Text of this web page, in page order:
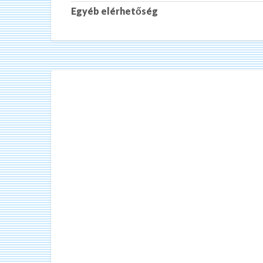
Egyéb elérhetőség